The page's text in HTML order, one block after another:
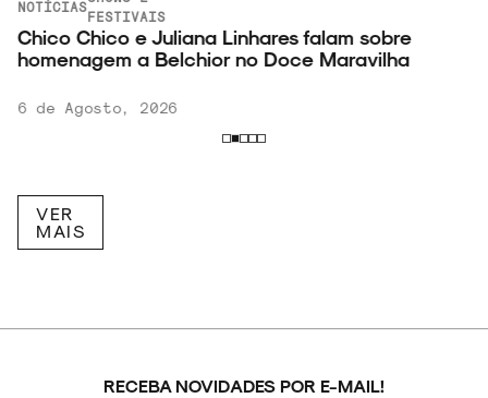
NOTÍCIAS
FESTIVAIS
Chico Chico e Juliana Linhares falam sobre
homenagem a Belchior no Doce Maravilha
6 de Agosto, 2026
VER
MAIS
RECEBA NOVIDADES POR E-MAIL!